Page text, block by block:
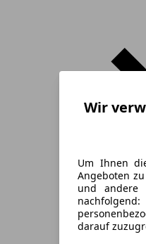
Wir
Um Ihnen
Angeboten
und andere
darauf